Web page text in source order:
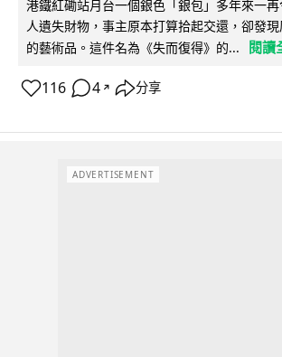
港鐵紅磡站月台一個銀色「銀包」多年來一
人遺失財物，事主原本打算拾起交還，卻發
的藝術品。這件名為《失而復得》的...
閱讀
116 4 ↗ 分享
ADVERTISEMENT